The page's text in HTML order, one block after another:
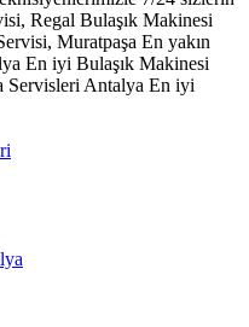
Regal Bulaşık Makinesi
Muratpaşa En yakın
En iyi Bulaşık Makinesi
Servisleri Antalya En iyi